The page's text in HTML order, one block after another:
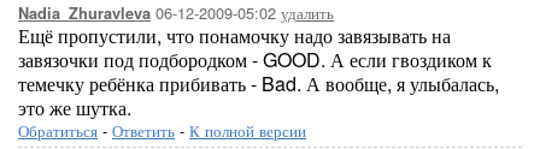
Nadia_Zhuravleva 06-12-2009-05:02 удалить
Ещё пропустили, что понамочку надо завязывать на
завязочки под подбородком - GOOD. А если гвоздиком к
темечку ребёнка прибивать - Bad. А вообще, я улыбалась,
это же шутка.
Обратиться - Ответить - К полной версии